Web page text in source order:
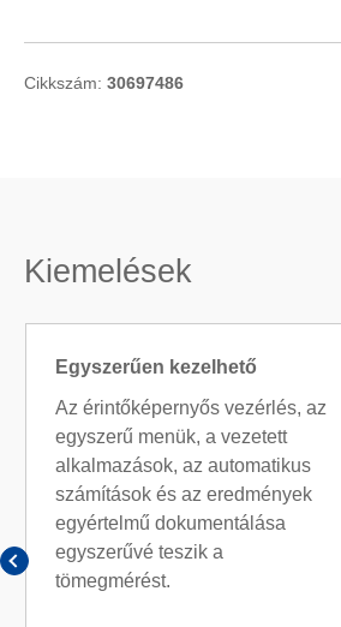
Cikkszám: 30697486
Kiemelések
Egyszerűen kezelhető
Az érintőképernyős vezérlés, az
egyszerű menük, a vezetett
alkalmazások, az automatikus
számítások és az eredmények
egyértelmű dokumentálása
egyszerűvé teszik a
tömegmérést.